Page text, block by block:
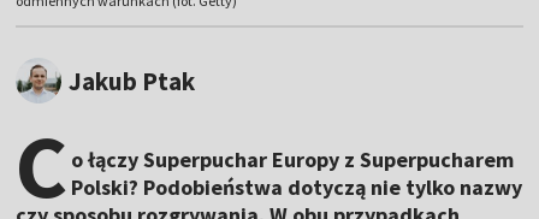
Jakub Ptak
C o łączy Superpuchar Europy z Superpucharem
Polski? Podobieństwa dotyczą nie tylko nazwy